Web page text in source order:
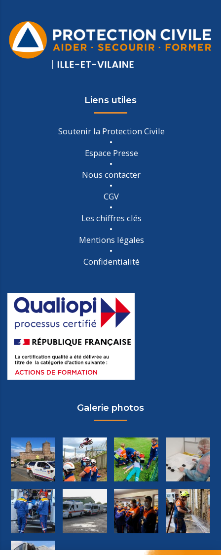
Liens utiles
Soutenir la Protection Civile
Espace Presse
Nous contacter
CGV
Les chiffres clés
Mentions légales
Confidentialité
Galerie photos